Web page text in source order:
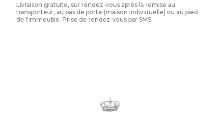
Livraison gratuite, sur rendez-vous après la remise au
transporteur, au pas de porte (maison individuelle) ou au pied
de l'immeuble. Prise de rendez-vous par SMS.